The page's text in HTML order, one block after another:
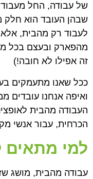
של עבודה, החל
שבהן העובד הוא חלק
לעבוד רק מהבית,
מהפארק ובעצם בכל
זה אפילו לא חובה!)
ככל שאנו מתעמקים
ואיפה אנחנו
העבודה מהבית
הכרחית, עבור אנשי
למי מתאים
עבודה מהבית, מושג